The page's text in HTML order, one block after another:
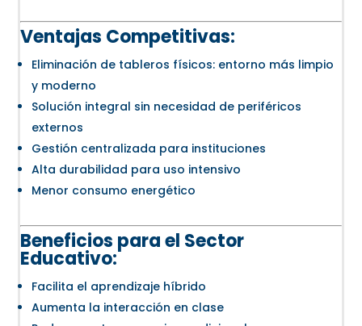
Ventajas Competitivas:
Eliminación de tableros físicos: entorno más limpio
y moderno
Solución integral sin necesidad de periféricos
externos
Gestión centralizada para instituciones
Alta durabilidad para uso intensivo
Menor consumo energético
Beneficios para el Sector
Educativo:
Facilita el aprendizaje híbrido
Aumenta la interacción en clase